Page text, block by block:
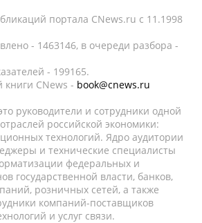
портала CNews.ru c 11.1998
- 1463146, в очереди разбора -
- 199165.
книги CNews - book@cnews.ru
руководители и сотрудники одной
российской экономики:
технологий. Ядро аудитории
и технические специалисты
федеральных и
государственной власти, банков,
розничных сетей, а также
компаний-поставщиков
и услуг связи.